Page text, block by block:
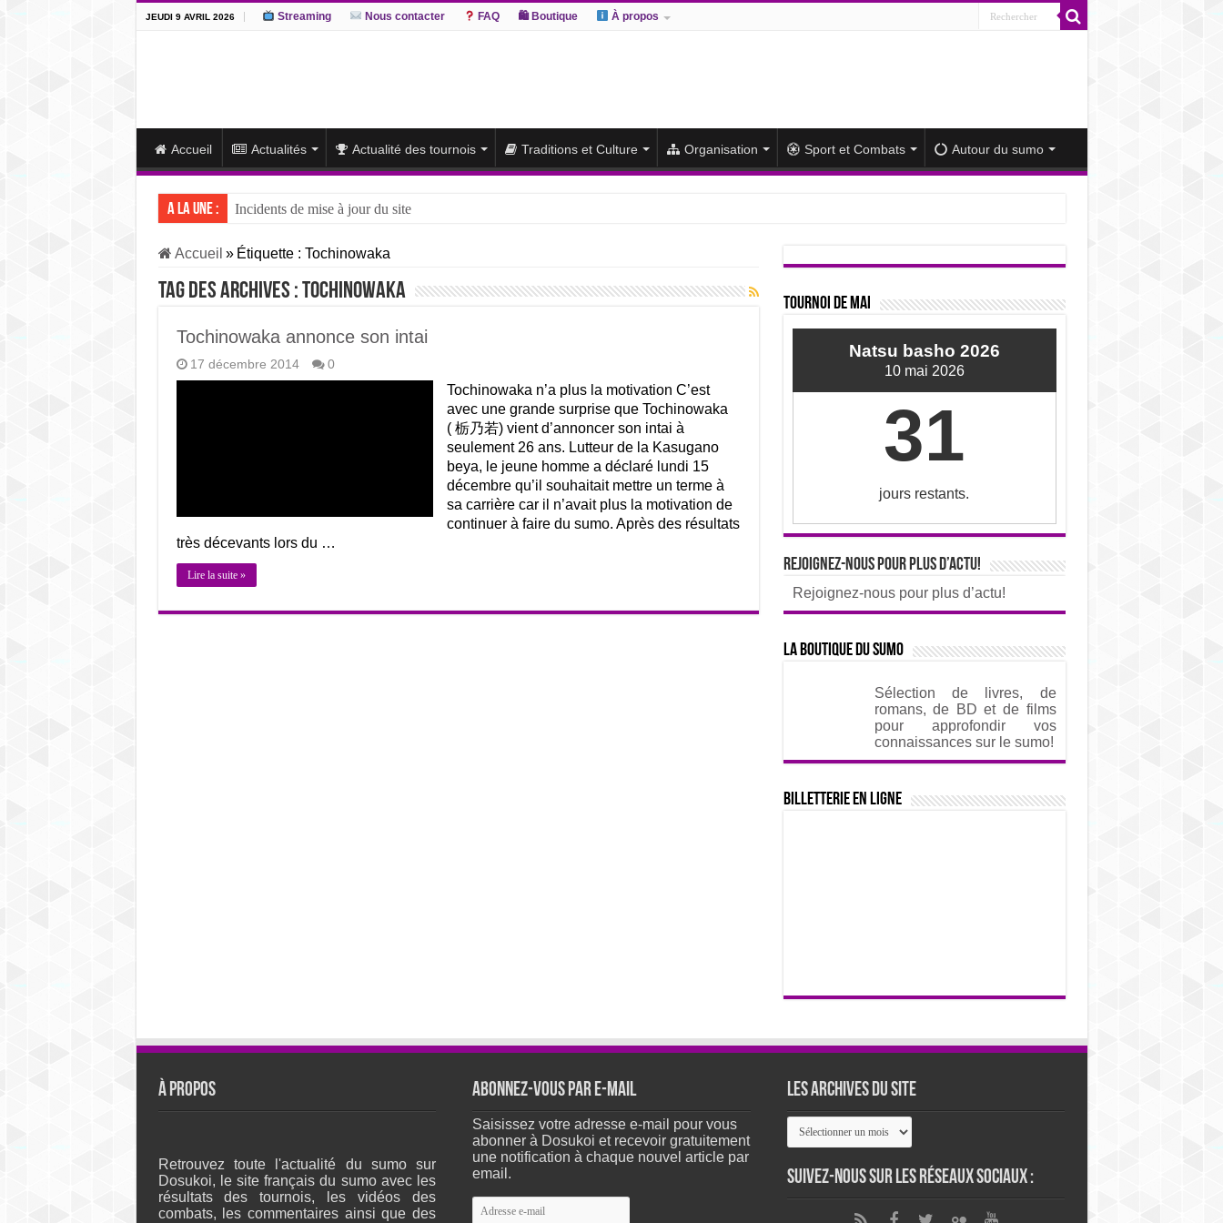
JEUDI 9 AVRIL 2026 Streaming Nous contacter FAQ 🛍 Boutique À propos
Accueil Actualités Actualité des tournois Traditions et Culture Organisation Sport et Combats Autour du sumo
A la une :
Incidents de mise à jour du site
J13 – Aonishiki conserve la tête du classement et poursuit sa série de victoires face à un Hoshoryu diminué
J12 – Aonishiki prend la tête du classement après les défaites d’Abi et d’Atamifuji
Accueil » Étiquette : Tochinowaka
Tag des archives :Tochinowaka
Tochinowaka annonce son intai
17 décembre 2014 0
Tochinowaka n’a plus la motivation C’est
avec une grande surprise que Tochinowaka
( 栃乃若) vient d’annoncer son intai à
seulement 26 ans. Lutteur de la Kasugano
beya, le jeune homme a déclaré lundi 15
décembre qu’il souhaitait mettre un terme à
sa carrière car il n’avait plus la motivation de
continuer à faire du sumo. Après des résultats
très décevants lors du …
Lire la suite »
Tournoi de mai
Natsu basho 2026
10 mai 2026
31
jours restants.
Rejoignez-nous pour plus d’actu!
Rejoignez-nous pour plus d’actu!
La boutique du sumo
Sélection de livres, de
romans, de BD et de films
pour approfondir vos
connaissances sur le sumo!
Billetterie en ligne
À propos
Retrouvez toute l'actualité du sumo sur
Dosukoi, le site français du sumo avec les
résultats des tournois, les vidéos des
combats, les commentaires ainsi que des
Abonnez-vous par e-mail
Saisissez votre adresse e-mail pour vous
abonner à Dosukoi et recevoir gratuitement
une notification à chaque nouvel article par
email.
Adresse
e-
Les archives du site
Les
archives
site
Suivez-nous sur les réseaux sociaux :